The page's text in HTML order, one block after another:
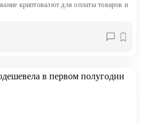
криптовалют для оплаты товаров и